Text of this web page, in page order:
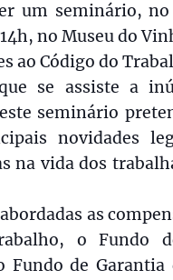
um seminário,
no Museu do
ao Código do
se assiste a
seminário
novidades
na vida dos
as
o Fundo
Fundo de Garantia